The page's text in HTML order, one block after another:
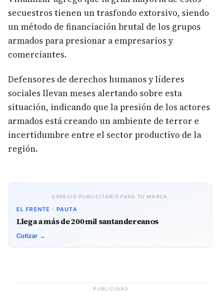
secuestros tienen un trasfondo extorsivo, siendo
un método de financiación brutal de los grupos
armados para presionar a empresarios y
comerciantes.
Defensores de derechos humanos y líderes
sociales llevan meses alertando sobre esta
situación, indicando que la presión de los actores
armados está creando un ambiente de terror e
incertidumbre entre el sector productivo de la
región.
ESPACIO PUBLICITARIO PARA TU MARCA
EL FRENTE · PAUTA
Llega a más de 200 mil santandereanos
Cotizar →
PUBLICIDAD